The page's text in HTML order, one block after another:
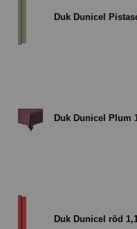
Duk Dunicel
Duk Dunicel Plum
Duk Dunicel röd